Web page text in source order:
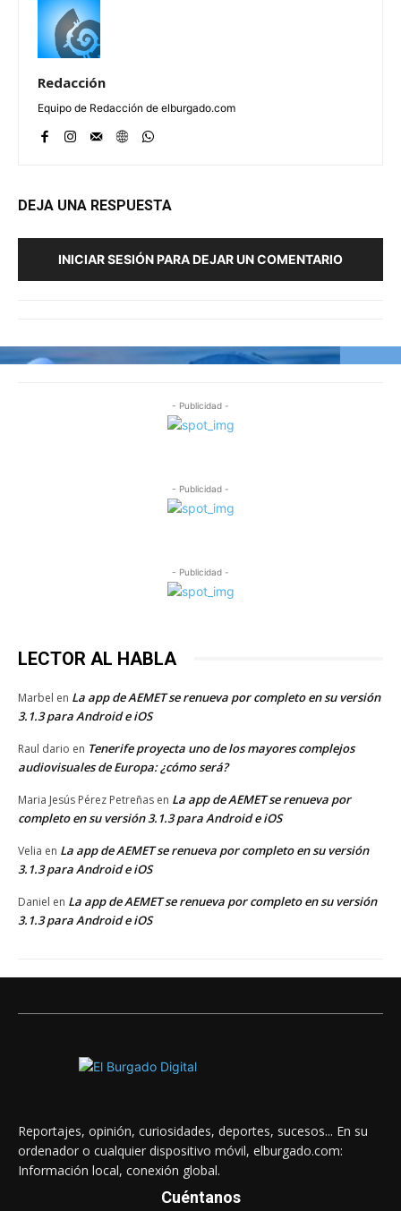
Redacción
Equipo de Redacción de elburgado.com
DEJA UNA RESPUESTA
INICIAR SESIÓN PARA DEJAR UN COMENTARIO
- Publicidad -
- Publicidad -
- Publicidad -
LECTOR AL HABLA
Marbel en La app de AEMET se renueva por completo en su versión
3.1.3 para Android e iOS
Raul dario en Tenerife proyecta uno de los mayores complejos
audiovisuales de Europa: ¿cómo será?
Maria Jesús Pérez Petreñas en La app de AEMET se renueva por
completo en su versión 3.1.3 para Android e iOS
Velia en La app de AEMET se renueva por completo en su versión
3.1.3 para Android e iOS
Daniel en La app de AEMET se renueva por completo en su versión
3.1.3 para Android e iOS
Reportajes, opinión, curiosidades, deportes, sucesos... En su
ordenador o cualquier dispositivo móvil, elburgado.com:
Información local, conexión global.
Cuéntanos